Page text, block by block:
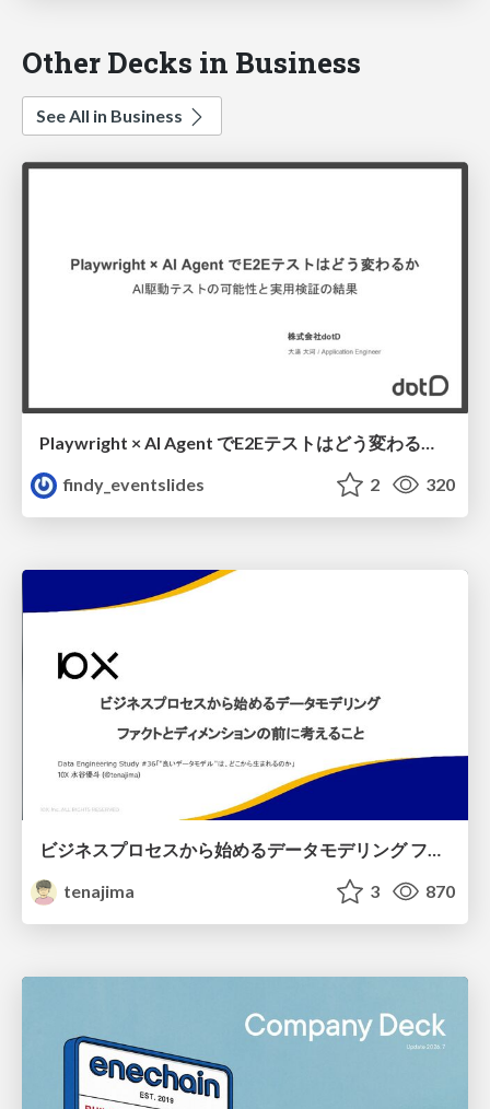
Other Decks in Business
See All in Business
findy_eventslides
2 320
ビジネスプロセスから始めるデータモデリング ファクトとディメンションの前に考えること
tenajima
3 870